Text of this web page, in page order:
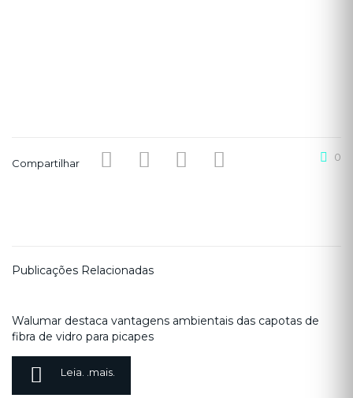
Compartilhar 0
Publicações Relacionadas
Walumar destaca vantagens ambientais das capotas de
fibra de vidro para picapes
Leia. .mais.